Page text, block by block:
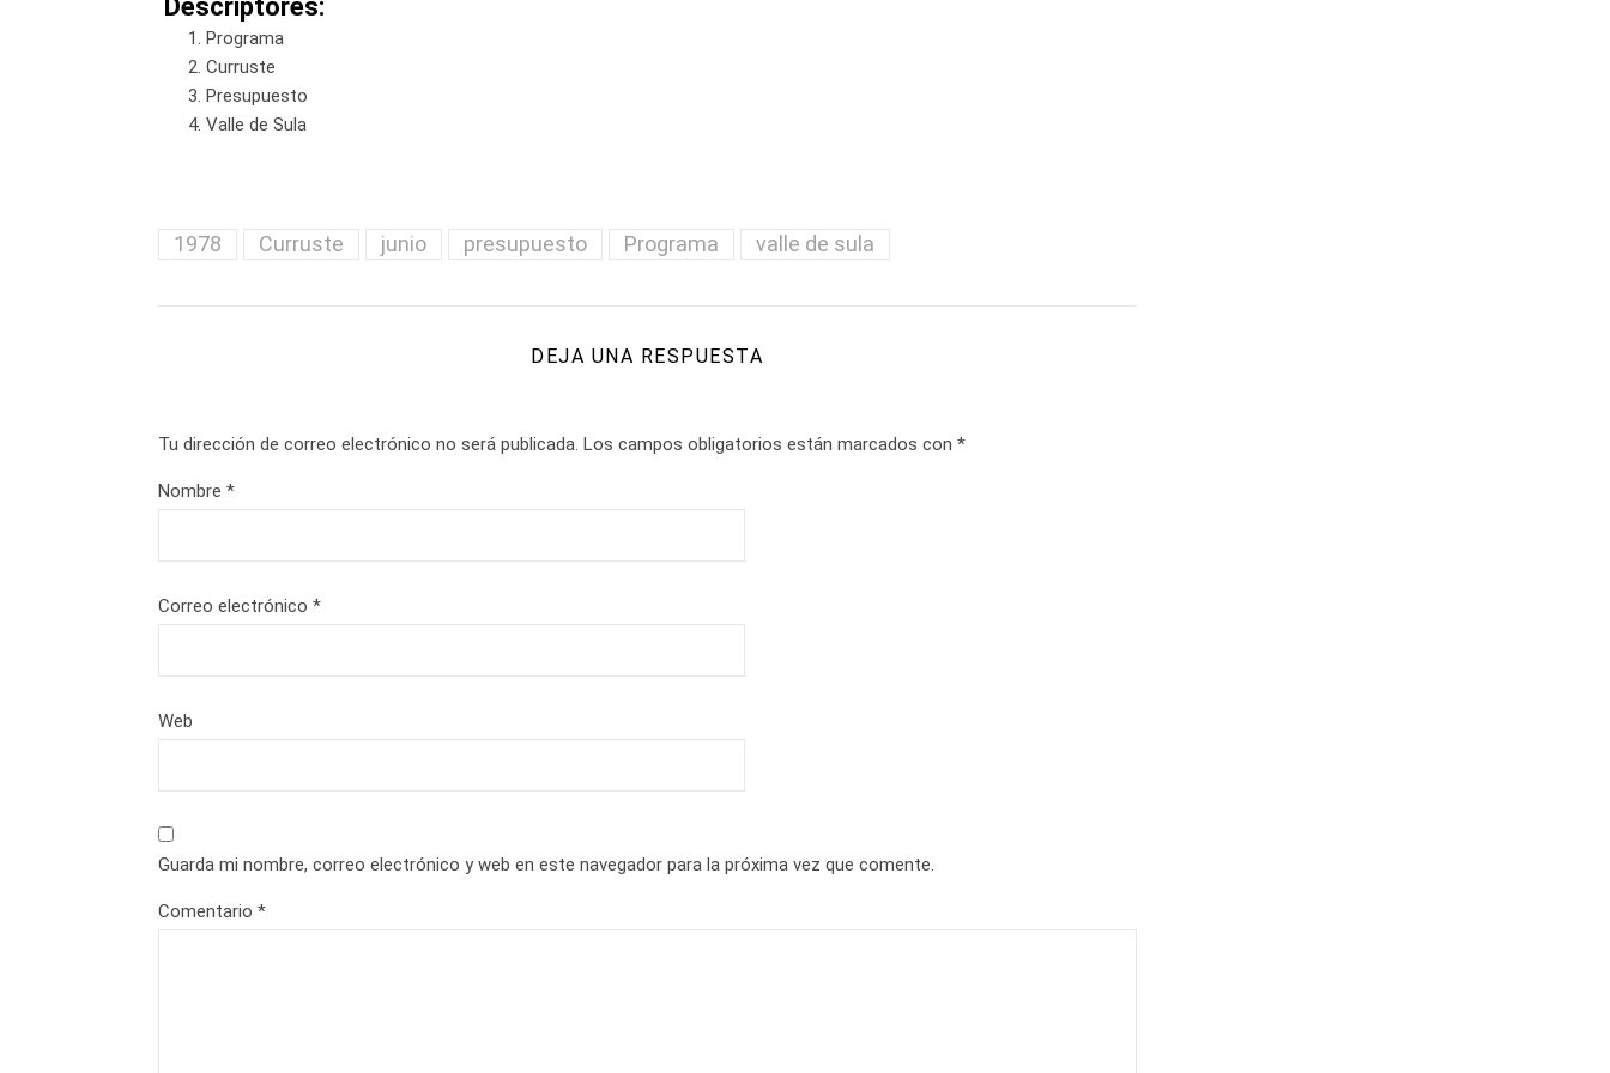
Descriptores:
Programa
Curruste
Presupuesto
Valle de Sula
1978 Curruste junio presupuesto Programa valle de sula
DEJA UNA RESPUESTA
Tu dirección de correo electrónico no será publicada. Los campos obligatorios están marcados con *
Nombre *
Correo electrónico *
Web
Guarda mi nombre, correo electrónico y web en este navegador para la próxima vez que comente.
Comentario *